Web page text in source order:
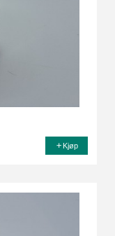
Kjøp